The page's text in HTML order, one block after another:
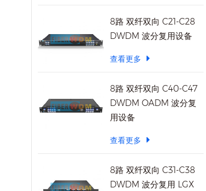
8路 双纤双向 C21-C28
DWDM 波分复用设备
查看更多
8路 双纤双向 C40-C47
DWDM OADM 波分复
用设备
查看更多
8路 双纤双向 C31-C38
DWDM 波分复用 LGX